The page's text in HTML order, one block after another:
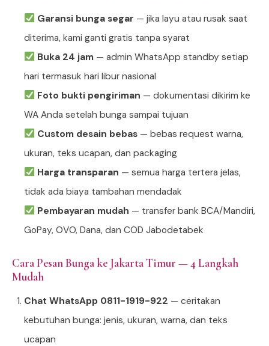
Garansi bunga segar — jika layu atau rusak saat
diterima, kami ganti gratis tanpa syarat
Buka 24 jam— admin WhatsApp standby setiap
hari termasuk hari libur nasional
Foto bukti pengiriman — dokumentasi dikirim ke
WA Anda setelah bunga sampai tujuan
Custom desain bebas— bebas request warna,
ukuran, teks ucapan, dan packaging
Harga transparan — semua harga tertera jelas,
tidak ada biaya tambahan mendadak
Pembayaran mudah — transfer bank BCA/Mandiri,
GoPay, OVO, Dana, dan COD Jabodetabek
Cara Pesan Bunga ke Jakarta Timur — 4 Langkah
Mudah
Chat WhatsApp 0811-1919-922 — ceritakan
kebutuhan bunga: jenis, ukuran, warna, dan teks
ucapan